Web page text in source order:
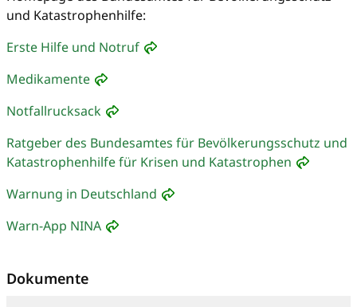
und Katastrophenhilfe:
Erste Hilfe und Notruf
Medikamente
Notfallrucksack
Ratgeber des Bundesamtes für Bevölkerungsschutz und
Katastrophenhilfe für Krisen und Katastrophen
Warnung in Deutschland
Warn-App NINA
Dokumente